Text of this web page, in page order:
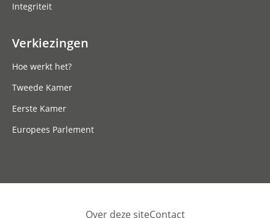
Integriteit
Verkiezingen
Hoe werkt het?
Tweede Kamer
Eerste Kamer
Europees Parlement
Over deze siteContact